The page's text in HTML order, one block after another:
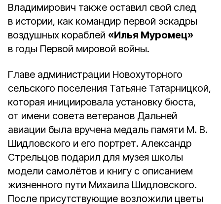
Владимирович также оставил свой след
в истории, как командир первой эскадры
воздушных кораблей «Илья Муромец»
в годы Первой мировой войны.
Главе администрации Новохуторного
сельского поселения Татьяне Татарницкой,
которая инициировала установку бюста,
от имени совета ветеранов Дальней
авиации была вручена медаль памяти М. В.
Шидловского и его портрет. Александр
Стрельцов подарил для музея школы
модели самолётов и книгу с описанием
жизненного пути Михаила Шидловского.
После присутствующие возложили цветы